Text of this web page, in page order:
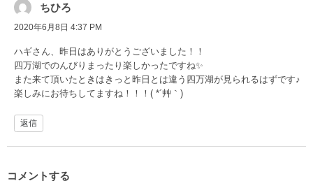
ちひろ
2020年6月8日 4:37 PM
ハギさん、昨日はありがとうございました！！
四万湖でのんびりまったり楽しかったですね✨
また来て頂いたときはきっと昨日とは違う四万湖が見られるはずです♪
楽しみにお待ちしてますね！！！( *´艸｀)
返信
コメントする